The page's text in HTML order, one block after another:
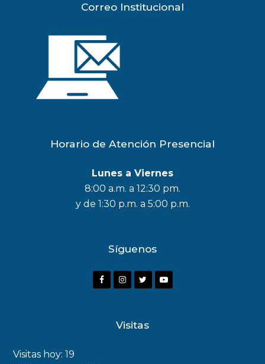
Correo Institucional
Horario de Atención Presencial
Lunes a Viernes
8:00 a.m. a 12:30 pm.
y de 1:30 p.m. a 5:00 p.m.
Síguenos
F
I
Y
Visitas
Visitas hoy:19